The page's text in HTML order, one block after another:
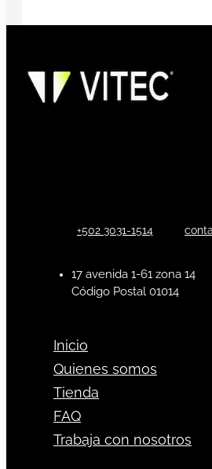
+502 3031-1514
17 avenida 1-61 zona 14
Código Postal 01014
Inicio
Quienes somos
Tienda
FAQ
Trabaja con nosotros